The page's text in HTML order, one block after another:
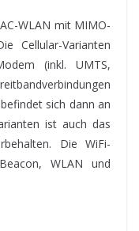
WLAN mit MIMO-
Cellular-Varianten
(inkl. UMTS,
sich dann an
ist auch das
Die WiFi-
WLAN und